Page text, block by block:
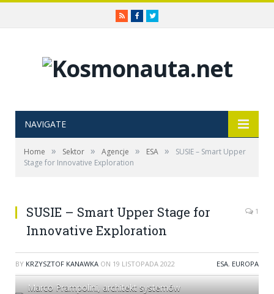
RSSFacebookTwitter
NAVIGATE
Home » Sektor » Agencje » ESA »
SUSIE – Smart Upper
Stage for Innovative Exploration
SUSIE – Smart Upper Stage for
Innovative Exploration
1
BY KRZYSZTOF KANAWKA ON 19 LISTOPADA 2022 ESA, EUROPA
Marco Prampolini, architekt systemów